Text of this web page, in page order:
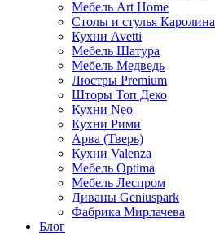
Мебель Art Home
Столы и стулья Каролина
Кухни Avetti
Мебель Шатура
Мебель Медведь
Люстры Premium
Шторы Топ Деко
Кухни Neo
Кухни Рими
Арва (Тверь)
Кухни Valenza
Мебель Optima
Мебель Леспром
Диваны Geniuspark
Фабрика Мирлачева
Блог